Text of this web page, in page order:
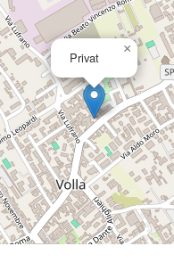
Privat
×